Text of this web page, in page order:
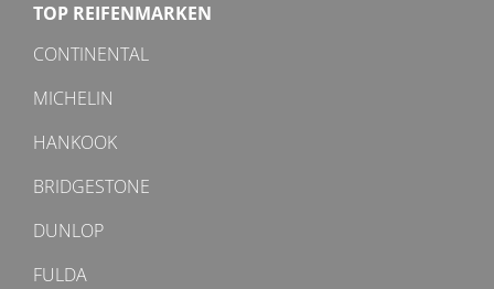
TOP REIFENMARKEN
CONTINENTAL
MICHELIN
HANKOOK
BRIDGESTONE
DUNLOP
FULDA